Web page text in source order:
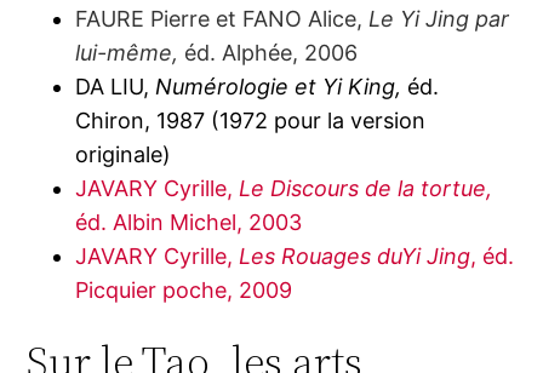
FAURE Pierre et FANO Alice, Le Yi Jing par
lui-même, éd. Alphée, 2006
DA LIU,Numérologie et Yi King, éd.
Chiron, 1987 (1972 pour la version
originale)
JAVARY Cyrille,Le Discours de la tortue,
éd. Albin Michel, 2003
JAVARY Cyrille,Les Rouages duYi Jing, éd.
Picquier poche, 2009